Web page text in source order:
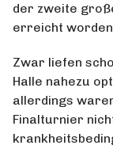
der zweite
erreicht
Zwar liefen
Halle nahezu
allerdings
Finalturnier